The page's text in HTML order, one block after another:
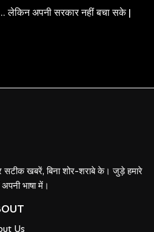
लेकिन अपनी सरकार नहीं बचा सके |
खबरें, बिना शोर-शराबे के। जुड़े हमारे
भाषा में।
Us